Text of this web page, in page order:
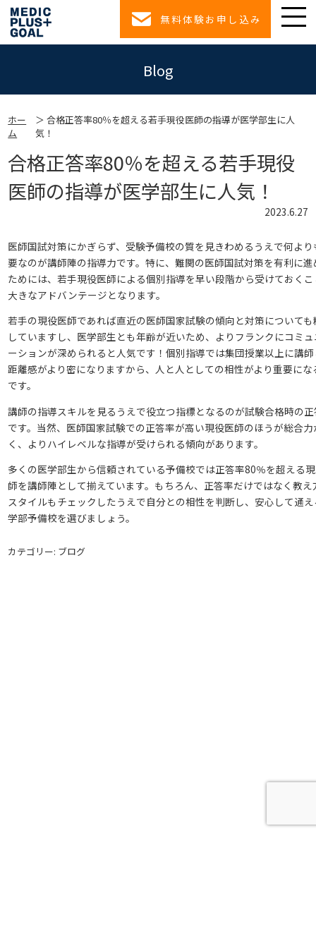
無料体験お申し込み
Blog
ホー
ム
合格正答率80％を超える若手現役医師の指導が医学部生に人
気！
合格正答率80％を超える若手現役
医師の指導が医学部生に人気！
2023.6.27
医師国試対策にかぎらず、受験予備校の質を見きわめるうえで何よ
要なのが講師陣の指導力です。特に、難関の医師国試対策を有利に進
ためには、若手現役医師による個別指導を早い段階から受けておく
大きなアドバンテージとなります。
若手の現役医師であれば直近の医師国家試験の傾向と対策についても
していますし、医学部生とも年齢が近いため、よりフランクにコミ
ーションが深められると人気です！個別指導では集団授業以上に講
距離感がより密になりますから、人と人としての相性がより重要にな
です。
講師の指導スキルを見るうえで役立つ指標となるのが試験合格時の
です。当然、医師国家試験での正答率が高い現役医師のほうが総合
く、よりハイレベルな指導が受けられる傾向があります。
多くの医学部生から信頼されている予備校では正答率80％を超える
師を講師陣として揃えています。もちろん、正答率だけではなく教え
スタイルもチェックしたうえで自分との相性を判断し、安心して通
学部予備校を選びましょう。
カテゴリー: ブログ